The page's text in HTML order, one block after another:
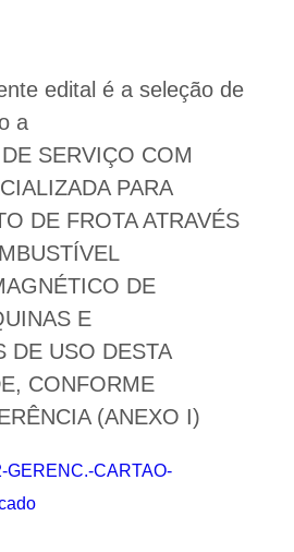
edital é a seleção de
a
SERVIÇO COM
PARA
DE FROTA ATRAVÉS
DE
E
DE USO DESTA
CONFORME
(ANEXO I)
GERENC.-CARTAO-